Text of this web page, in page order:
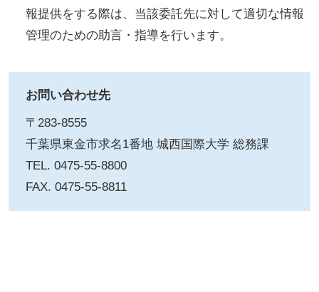
報提供をする際は、当該委託先に対して適切な情報
管理のための助言・指導を行います。
お問い合わせ先
〒283-8555
千葉県東金市求名1番地 城西国際大学 総務課
TEL. 0475-55-8800
FAX. 0475-55-8811